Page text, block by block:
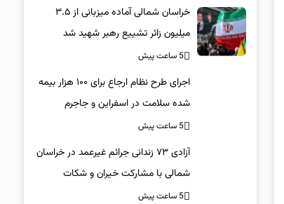
خراسان شمالی آماده میزبانی از ۳.۵
میلیون زائر تشییع رهبر شهید شد
5 ساعت پیش
اجرای طرح نظام ارجاع برای ۱۰۰ هزار بیمه
شده سلامت در اسفراین و جاجرم
5 ساعت پیش
آزادی ۷۳ زندانی جرائم غیرعمد در خراسان
شمالی با مشارکت خیران و شکات
5 ساعت پیش